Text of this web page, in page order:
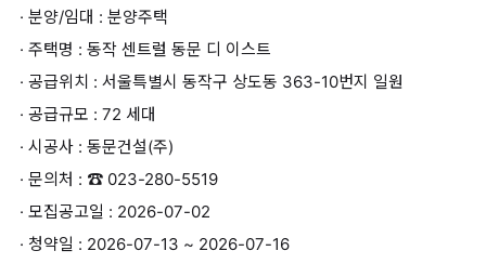
· 분양/임대 : 분양주택
· 주택명 : 동작 센트럴 동문 디 이스트
· 공급위치 : 서울특별시 동작구 상도동 363-10번지 일원
· 공급규모 : 72 세대
· 시공사 : 동문건설(주)
· 문의처 : ☎ 023-280-5519
· 모집공고일 : 2026-07-02
· 청약일 : 2026-07-13 ~ 2026-07-16